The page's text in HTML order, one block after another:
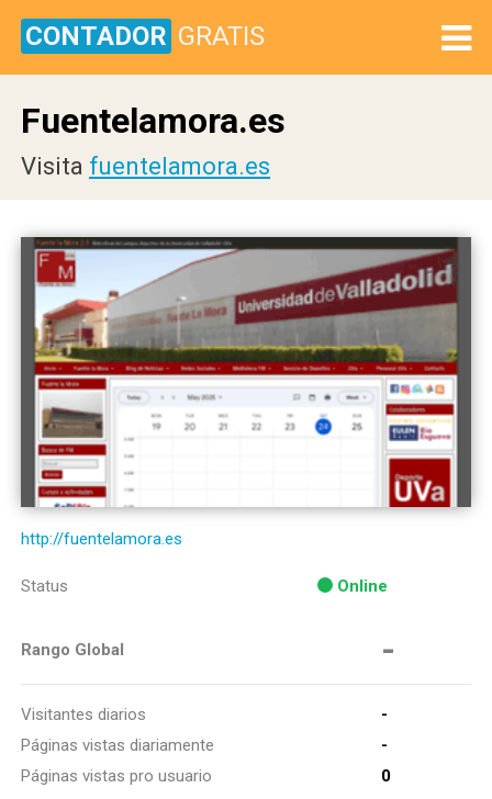
CONTADOR GRATIS
Fuentelamora.es
Visita fuentelamora.es
http://fuentelamora.es
Status Online
Rango Global -
Visitantes diarios
-
Páginas vistas diariamente
-
Páginas vistas pro usuario
0